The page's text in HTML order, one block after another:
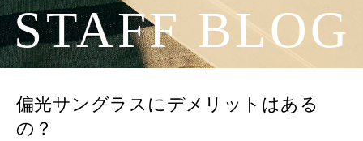
STAFF BLOG
偏光サングラスにデメリットはある
の？